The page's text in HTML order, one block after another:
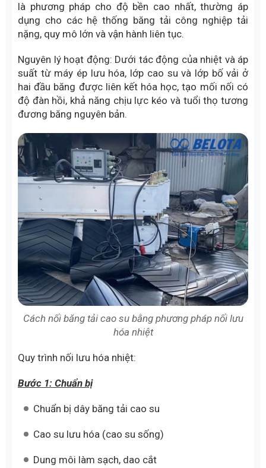
là phương pháp cho độ bền cao nhất, thường áp
dụng cho các hệ thống băng tải công nghiệp tải
nặng, quy mô lớn và vận hành liên tục.
Nguyên lý hoạt động: Dưới tác động của nhiệt và áp
suất từ máy ép lưu hóa, lớp cao su và lớp bố vải ở
hai đầu băng được liên kết hóa học, tạo mối nối có
độ đàn hồi, khả năng chịu lực kéo và tuổi thọ tương
đương băng nguyên bản.
Cách nối băng tải cao su bằng phương pháp nối lưu
hóa nhiệt
Quy trình nối lưu hóa nhiệt:
Bước 1: Chuẩn bị
Chuẩn bị dây băng tải cao su
Cao su lưu hóa (cao su sống)
Dung môi làm sạch, dao cắt